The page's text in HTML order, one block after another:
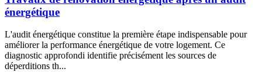
énergétique
L'audit énergétique constitue la première étape indispensable pour
améliorer la performance énergétique de votre logement. Ce
diagnostic approfondi identifie précisément les sources de
déperditions th...